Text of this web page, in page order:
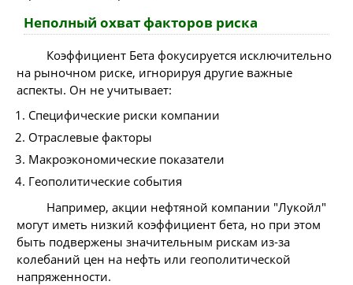
Неполный охват факторов риска
Коэффициент Бета фокусируется исключительно
на рыночном риске, игнорируя другие важные
аспекты. Он не учитывает:
Специфические риски компании
Отраслевые факторы
Макроэкономические показатели
Геополитические события
Например, акции нефтяной компании "Лукойл"
могут иметь низкий коэффициент бета, но при этом
быть подвержены значительным рискам из-за
колебаний цен на нефть или геополитической
напряженности.